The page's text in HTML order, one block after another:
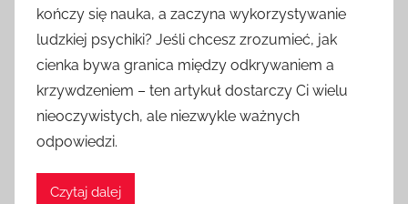
kończy się nauka, a zaczyna wykorzystywanie
ludzkiej psychiki? Jeśli chcesz zrozumieć, jak
cienka bywa granica między odkrywaniem a
krzywdzeniem – ten artykuł dostarczy Ci wielu
nieoczywistych, ale niezwykle ważnych
odpowiedzi.
Czytaj dalej